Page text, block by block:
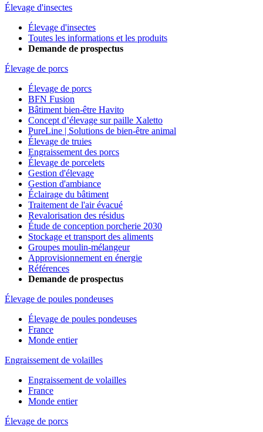
Élevage d'insectes
Élevage d'insectes
Toutes les informations et les produits
Demande de prospectus
Élevage de porcs
Élevage de porcs
BFN Fusion
Bâtiment bien-être Havito
Concept d’élevage sur paille Xaletto
PureLine | Solutions de bien-être animal
Élevage de truies
Engraissement des porcs
Élevage de porcelets
Gestion d'élevage
Gestion d'ambiance
Éclairage du bâtiment
Traitement de l'air évacué
Revalorisation des résidus
Étude de conception porcherie 2030
Stockage et transport des aliments
Groupes moulin-mélangeur
Approvisionnement en énergie
Références
Demande de prospectus
Élevage de poules pondeuses
Élevage de poules pondeuses
France
Monde entier
Engraissement de volailles
Engraissement de volailles
France
Monde entier
Élevage de porcs